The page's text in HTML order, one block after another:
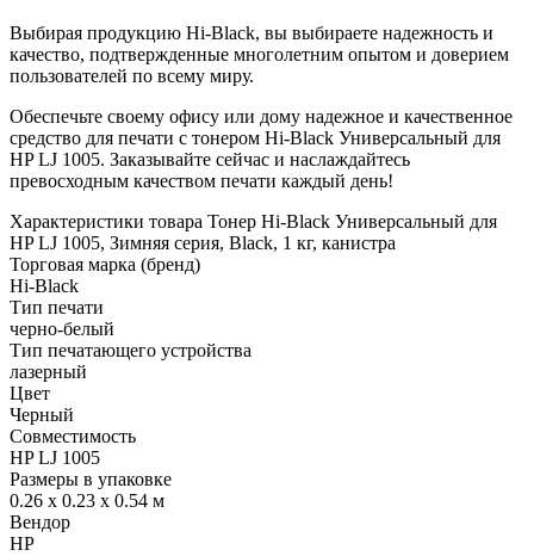
Выбирая продукцию Hi-Black, вы выбираете надежность и
качество, подтвержденные многолетним опытом и доверием
пользователей по всему миру.
Обеспечьте своему офису или дому надежное и качественное
средство для печати с тонером Hi-Black Универсальный для
HP LJ 1005. Заказывайте сейчас и наслаждайтесь
превосходным качеством печати каждый день!
Характеристики товара Тонер Hi-Black Универсальный для
HP LJ 1005, Зимняя серия, Black, 1 кг, канистра
Торговая марка (бренд)
Hi-Black
Тип печати
черно-белый
Тип печатающего устройства
лазерный
Цвет
Черный
Совместимость
HP LJ 1005
Размеры в упаковке
0.26 x 0.23 x 0.54 м
Вендор
HP